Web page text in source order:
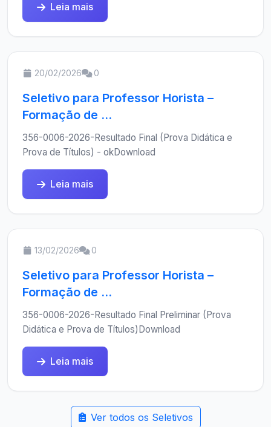
Leia mais
20/02/2026 0
Seletivo para Professor Horista –
Formação de ...
356-0006-2026-Resultado Final (Prova Didática e
Prova de Títulos) - okDownload
Leia mais
13/02/2026 0
Seletivo para Professor Horista –
Formação de ...
356-0006-2026-Resultado Final Preliminar (Prova
Didática e Prova de Títulos)Download
Leia mais
Ver todos os Seletivos